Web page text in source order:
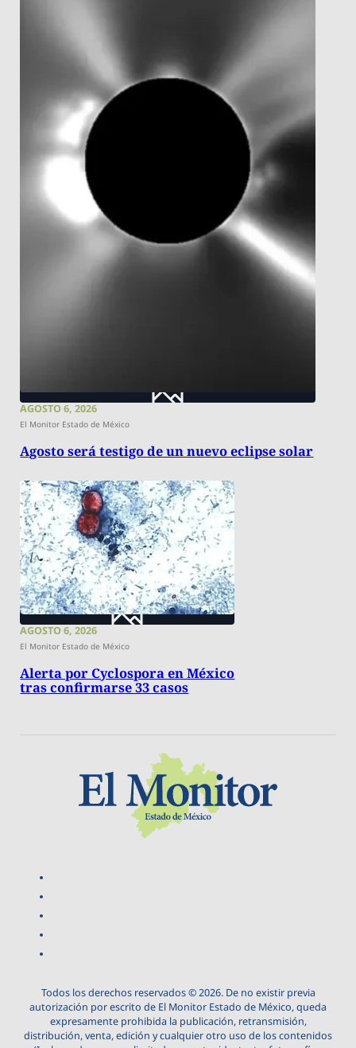
AGOSTO 6, 2026
El Monitor Estado de México
Agosto será testigo de un nuevo eclipse solar
AGOSTO 6, 2026
El Monitor Estado de México
Alerta por Cyclospora en México
tras confirmarse 33 casos
Todos los derechos reservados © 2026. De no existir previa
autorización por escrito de El Monitor Estado de México, queda
expresamente prohibida la publicación, retransmisión,
distribución, venta, edición y cualquier otro uso de los contenidos